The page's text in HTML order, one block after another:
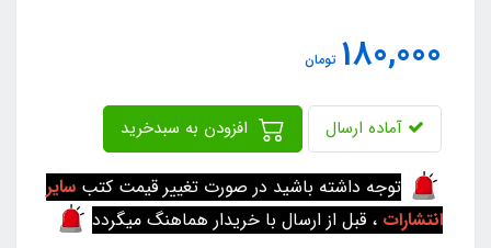
180,000 تومان
آماده ارسال
توجه داشته باشید در صورت تغییر قیمت کتب سایر
انتشارات ، قبل از ارسال با خریدار هماهنگ میگردد